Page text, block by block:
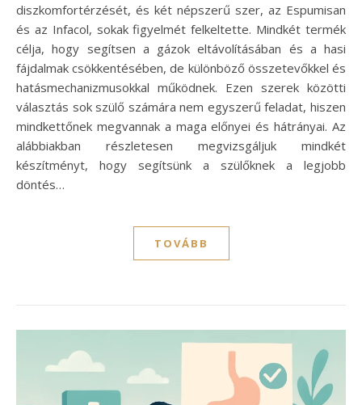
diszkomfortérzését, és két népszerű szer, az Espumisan
és az Infacol, sokak figyelmét felkeltette. Mindkét termék
célja, hogy segítsen a gázok eltávolításában és a hasi
fájdalmak csökkentésében, de különböző összetevőkkel és
hatásmechanizmusokkal működnek. Ezen szerek közötti
választás sok szülő számára nem egyszerű feladat, hiszen
mindkettőnek megvannak a maga előnyei és hátrányai. Az
alábbiakban részletesen megvizsgáljuk mindkét
készítményt, hogy segítsünk a szülőknek a legjobb
döntés…
TOVÁBB